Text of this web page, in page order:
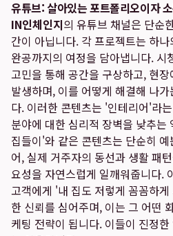
유튜브: 살아있는 포트폴리오이자
IN인체인지의 유튜브 채널은 단순
간이 아닙니다. 각 프로젝트는 하
완공까지의 여정을 담아냅니다. 시
고민을 통해 공간을 구상하고, 현
발생하며, 이를 어떻게 해결해 나
다. 이러한 콘텐츠는 '인테리어'라
분야에 대한 심리적 장벽을 낮추는
집들이'와 같은 콘텐츠는 단순히
어, 실제 거주자의 동선과 생활 패
요성을 자연스럽게 일깨워줍니다.
고객에게 '내 집도 저렇게 꼼꼼하
한 신뢰를 심어주며, 이는 그 어떤
케팅 전략이 됩니다. 이들이 진정한